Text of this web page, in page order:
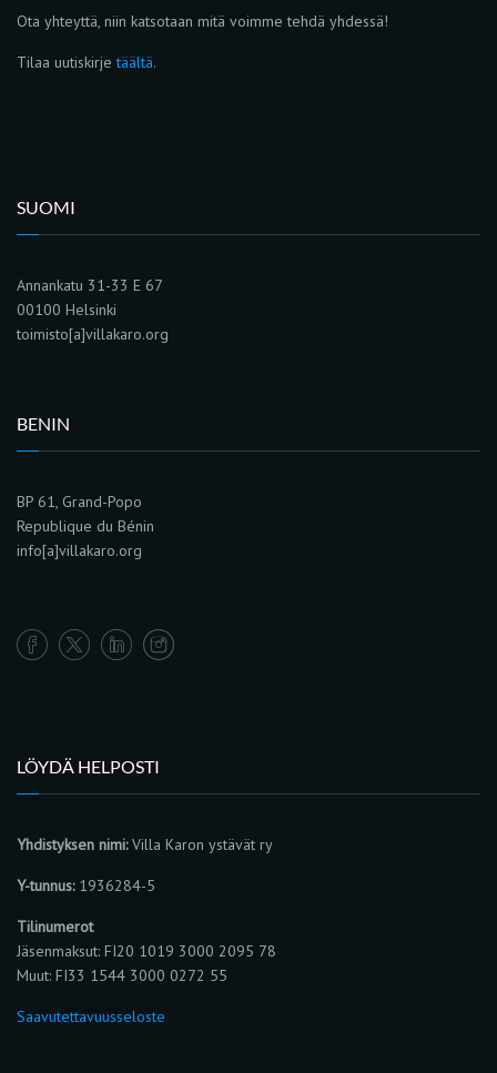
Ota yhteyttä, niin katsotaan mitä voimme tehdä yhdessä!
Tilaa uutiskirjetäältä.
SUOMI
Annankatu 31-33 E 67
00100 Helsinki
toimisto[a]villakaro.org
BENIN
BP 61, Grand-Popo
Republique du Bénin
info[a]villakaro.org
LÖYDÄ HELPOSTI
Yhdistyksen nimi:Villa Karon ystävät ry
Y-tunnus:1936284-5
Tilinumerot
Jäsenmaksut: FI20 1019 3000 2095 78
Muut: FI33 1544 3000 0272 55
Saavutettavuusseloste